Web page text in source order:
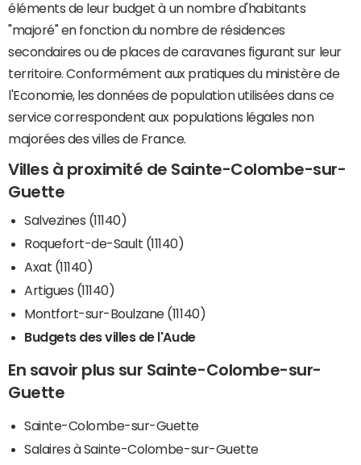
éléments de leur budget à un nombre d'habitants
"majoré" en fonction du nombre de résidences
secondaires ou de places de caravanes figurant sur leur
territoire. Conformément aux pratiques du ministère de
l'Economie, les données de population utilisées dans ce
service correspondent aux populations légales non
majorées des villes de France.
Villes à proximité de Sainte-Colombe-sur-
Guette
Salvezines (11140)
Roquefort-de-Sault (11140)
Axat (11140)
Artigues (11140)
Montfort-sur-Boulzane (11140)
Budgets des villes de l'Aude
En savoir plus sur Sainte-Colombe-sur-
Guette
Sainte-Colombe-sur-Guette
Salaires à Sainte-Colombe-sur-Guette